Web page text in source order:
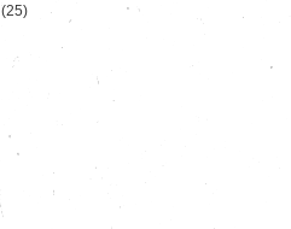
(25)